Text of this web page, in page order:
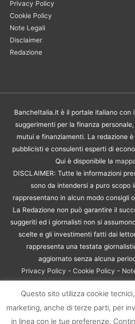
Privacy Policy
Cookie Policy
Note Legali
Disclaimer
Redazione
BancheItalia.it è il portale italiano con
suggerimenti per la finanza
mutui e finanziamenti. La redazione
pubblicisti e consulenti esperti di
Qui è disponibile la
DISCLAIMER: Tutte le informazioni
sono da intendersi a puro scopo
rappresentano in alcun modo consigli
La Redazione non può garantire il
suggeriti ed i giornalisti non si
scelte e gli investimenti fatti dai
rappresenta una testata
aggiornato senza alcuna
Privacy Policy - Cookie Policy -
Rischio
BancheItalia.it Copyright © 2021. Tutti
P.IVA 10673901004 | Contenuti di
non sono riproducibili, neanche
Questo sito utilizza cookie
marketing, anche di terze parti, per
in linea con le tue preferenze.